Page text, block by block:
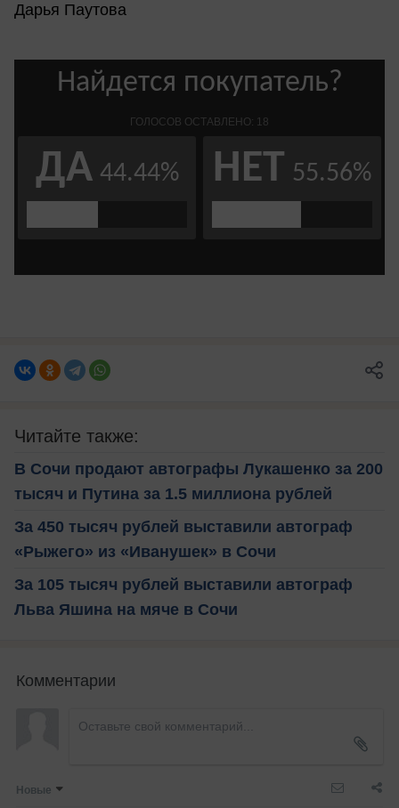
Дарья Паутова
Читайте также:
В Сочи продают автографы Лукашенко за 200
тысяч и Путина за 1.5 миллиона рублей
За 450 тысяч рублей выставили автограф
«Рыжего» из «Иванушек» в Сочи
За 105 тысяч рублей выставили автограф
Льва Яшина на мяче в Сочи
Комментарии
Новые